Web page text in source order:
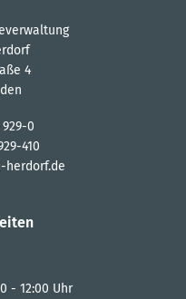
4
929-0
410
herdorf.de
- 12:00 Uhr